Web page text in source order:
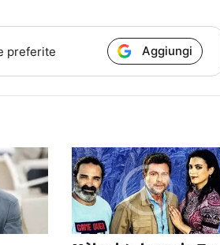
preferite Aggiungi